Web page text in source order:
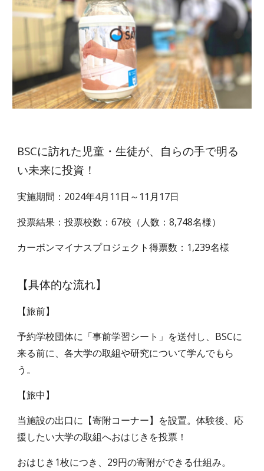
BSCに訪れた児童・生徒が、自らの手で明る
い未来に投資！
実施期間：2024年4月11日～11月17日
投票結果：投票校数：67校（人数：8,748名様）
カーボンマイナスプロジェクト得票数：1,239名様
【具体的な流れ】
【旅前】
予約学校団体に「事前学習シート」を送付し、BSCに
来る前に、各大学の取組や研究について学んでもら
う。
【旅中】
当施設の出口に【寄附コーナー】を設置。体験後、応
援したい大学の取組へおはじきを投票！
おはじき1枚につき、29円の寄附ができる仕組み。